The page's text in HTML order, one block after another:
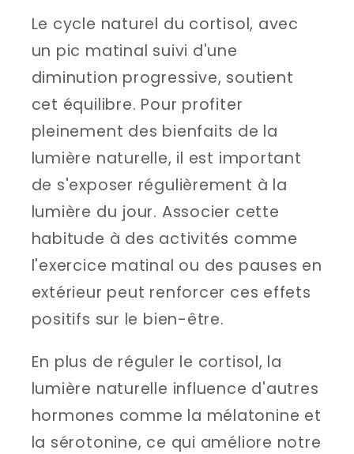
Le cycle naturel du cortisol, avec
un pic matinal suivi d'une
diminution progressive, soutient
cet équilibre. Pour profiter
pleinement des bienfaits de la
lumière naturelle, il est important
de s'exposer régulièrement à la
lumière du jour. Associer cette
habitude à des activités comme
l'exercice matinal ou des pauses en
extérieur peut renforcer ces effets
positifs sur le bien-être.
En plus de réguler le cortisol, la
lumière naturelle influence d'autres
hormones comme la mélatonine et
la sérotonine, ce qui améliore notre